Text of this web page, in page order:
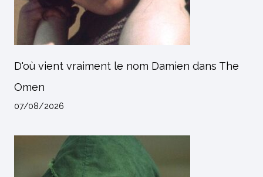
D'où vient vraiment le nom Damien dans The
Omen
07/08/2026